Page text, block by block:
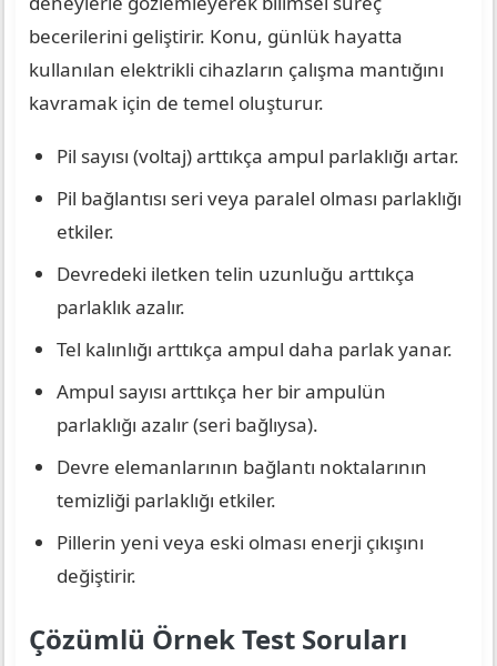
becerilerini geliştirir. Konu, günlük hayatta
kullanılan elektrikli cihazların çalışma mantığını
kavramak için de temel oluşturur.
Pil sayısı (voltaj) arttıkça ampul parlaklığı artar.
Pil bağlantısı seri veya paralel olması parlaklığı
etkiler.
Devredeki iletken telin uzunluğu arttıkça
parlaklık azalır.
Tel kalınlığı arttıkça ampul daha parlak yanar.
Ampul sayısı arttıkça her bir ampulün
parlaklığı azalır (seri bağlıysa).
Devre elemanlarının bağlantı noktalarının
temizliği parlaklığı etkiler.
Pillerin yeni veya eski olması enerji çıkışını
değiştirir.
Çözümlü Örnek Test Soruları